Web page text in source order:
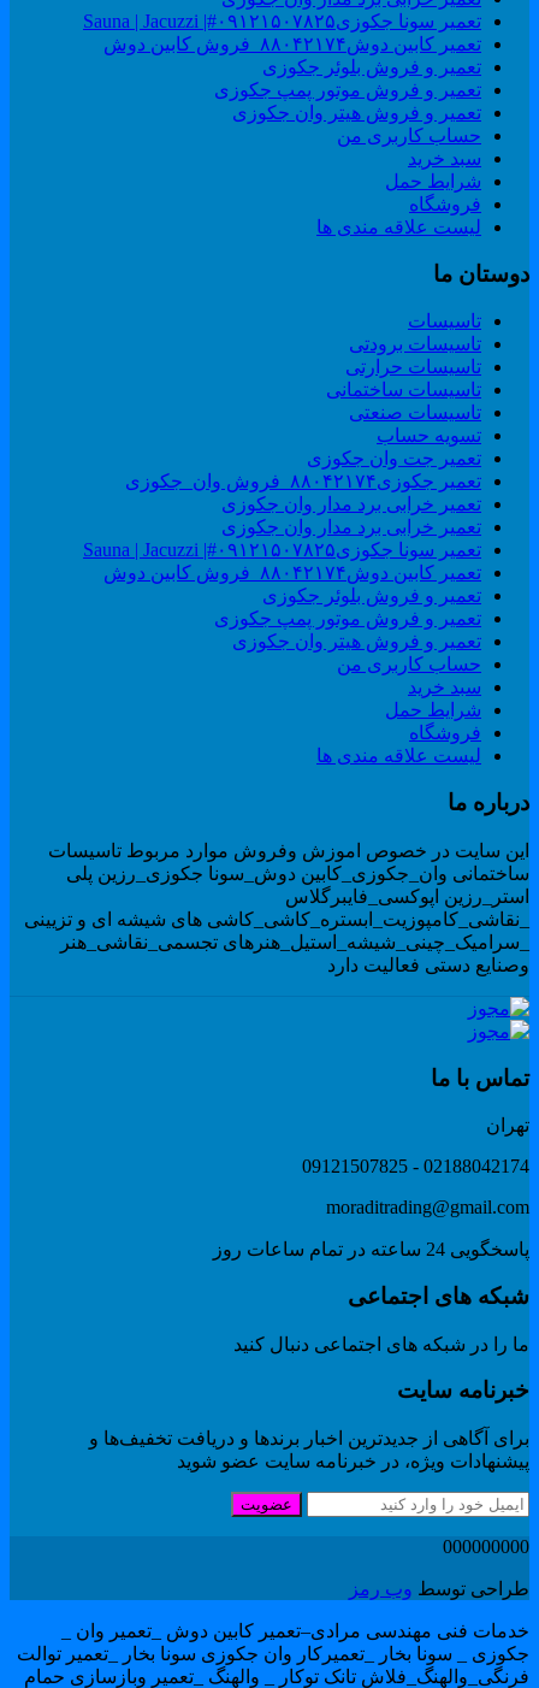
تعمیر سونا جکوزی۰۹۱۲۱۵۰۷۸۲۵#| Sauna | Jacuzzi
تعمیر کابین دوش۸۸۰۴۲۱۷۴_فروش کابین دوش
تعمیر و فروش بلوئر جکوزی
تعمیر و فروش موتور پمپ جکوزی
تعمیر و فروش هیتر وان جکوزی
حساب کاربری من
سبد خرید
شرایط حمل
فروشگاه
لیست علاقه مندی ها
ما
تاسیسات
تاسیسات برودتی
تاسیسات حرارتی
تاسیسات ساختمانی
تاسیسات صنعتی
تسویه حساب
تعمیر جت وان جکوزی
تعمیر جکوزی۸۸۰۴۲۱۷۴_فروش وان_جکوزی
تعمیر خرابی برد مدار وان جکوزی
تعمیر خرابی برد مدار وان جکوزی
تعمیر سونا جکوزی۰۹۱۲۱۵۰۷۸۲۵#| Sauna | Jacuzzi
تعمیر کابین دوش۸۸۰۴۲۱۷۴_فروش کابین دوش
تعمیر و فروش بلوئر جکوزی
تعمیر و فروش موتور پمپ جکوزی
تعمیر و فروش هیتر وان جکوزی
حساب کاربری من
سبد خرید
شرایط حمل
فروشگاه
لیست علاقه مندی ها
ما
سایت در خصوص اموزش وفروش موارد مربوط تاسیسات
وان_جکوزی_کابین دوش_سونا جکوزی_رزین پلی
اپوکسی_فایبرگلاس
های شیشه ای و تزیینی
تجسمی_نقاشی_هنر
دستی فعالیت دارد
با ما
02188042174 -
24 ساعته در تمام ساعات روز
های اجتماعی
را در شبکه های اجتماعی دنبال کنید
سایت
آگاهی از جدیدترین اخبار برندها و دریافت تخفیف‌ها و
ویژه، در خبرنامه سایت عضو شوید
عضویت
توسطوب رمز
فنی مهندسی مرادی–تعمیر کابین دوش _تعمیر وان _
_ سونا بخار _تعمیرکار وان جکوزی سونا بخار _تعمیر توالت
تانک توکار _ والهنگ _تعمیر وبازسازی حمام